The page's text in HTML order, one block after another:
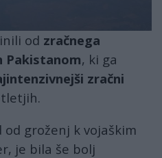
od zračnega
Pakistanom, ki ga
zračni
groženj k vojaškim
je bila še bolj